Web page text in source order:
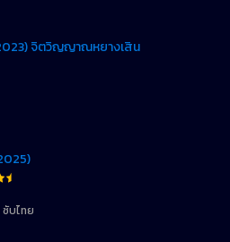
จิตวิญญาณหยางเสิน
บไทย